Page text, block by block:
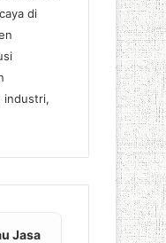
di
industri,
Jasa